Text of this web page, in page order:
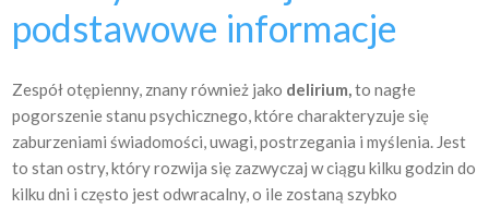
podstawowe informacje
Zespół otępienny, znany również jako delirium,to nagłe
pogorszenie stanu psychicznego, które charakteryzuje się
zaburzeniami świadomości, uwagi, postrzegania i myślenia. Jest
to stan ostry, który rozwija się zazwyczaj w ciągu kilku godzin do
kilku dni i często jest odwracalny, o ile zostaną szybko